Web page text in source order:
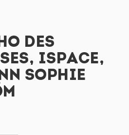
DES
ISPACE,
SOPHIE